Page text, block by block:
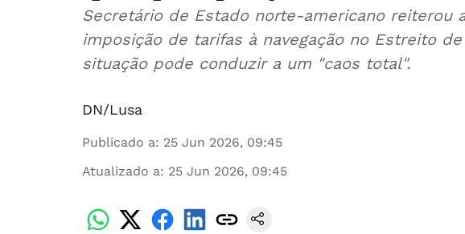
Secretário de Estado norte-americano reiterou
imposição de tarifas à navegação no Estreito
situação pode conduzir a um "caos total".
DN/Lusa
Publicado a: 25 Jun 2026, 09:45
Atualizado a: 25 Jun 2026, 09:45